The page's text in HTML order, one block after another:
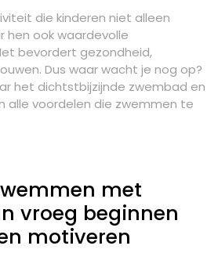
die kinderen niet alleen
hen ook waardevolle
bevordert gezondheid,
Dus waar wacht je nog op?
het dichtstbijzijnde zwembad en
alle voordelen die zwemmen te
met
vroeg beginnen
motiveren